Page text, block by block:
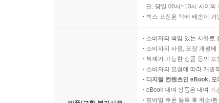
단, 당일 00시~13시 사이의
박스 포장은 택배 배송이
소비자의 책임 있는 사유로
소비자의 사용, 포장 개봉
복제가 가능한 상품 등의
소비자의 요청에 따라 개별
디지털 컨텐츠인 eBook,
eBook 대여 상품은 대여 기
모바일 쿠폰 등록 후 취소/